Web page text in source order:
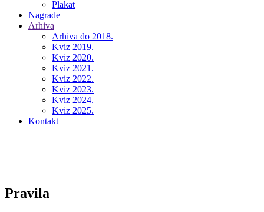
Plakat
Nagrade
Arhiva
Arhiva do 2018.
Kviz 2019.
Kviz 2020.
Kviz 2021.
Kviz 2022.
Kviz 2023.
Kviz 2024.
Kviz 2025.
Kontakt
Pravila